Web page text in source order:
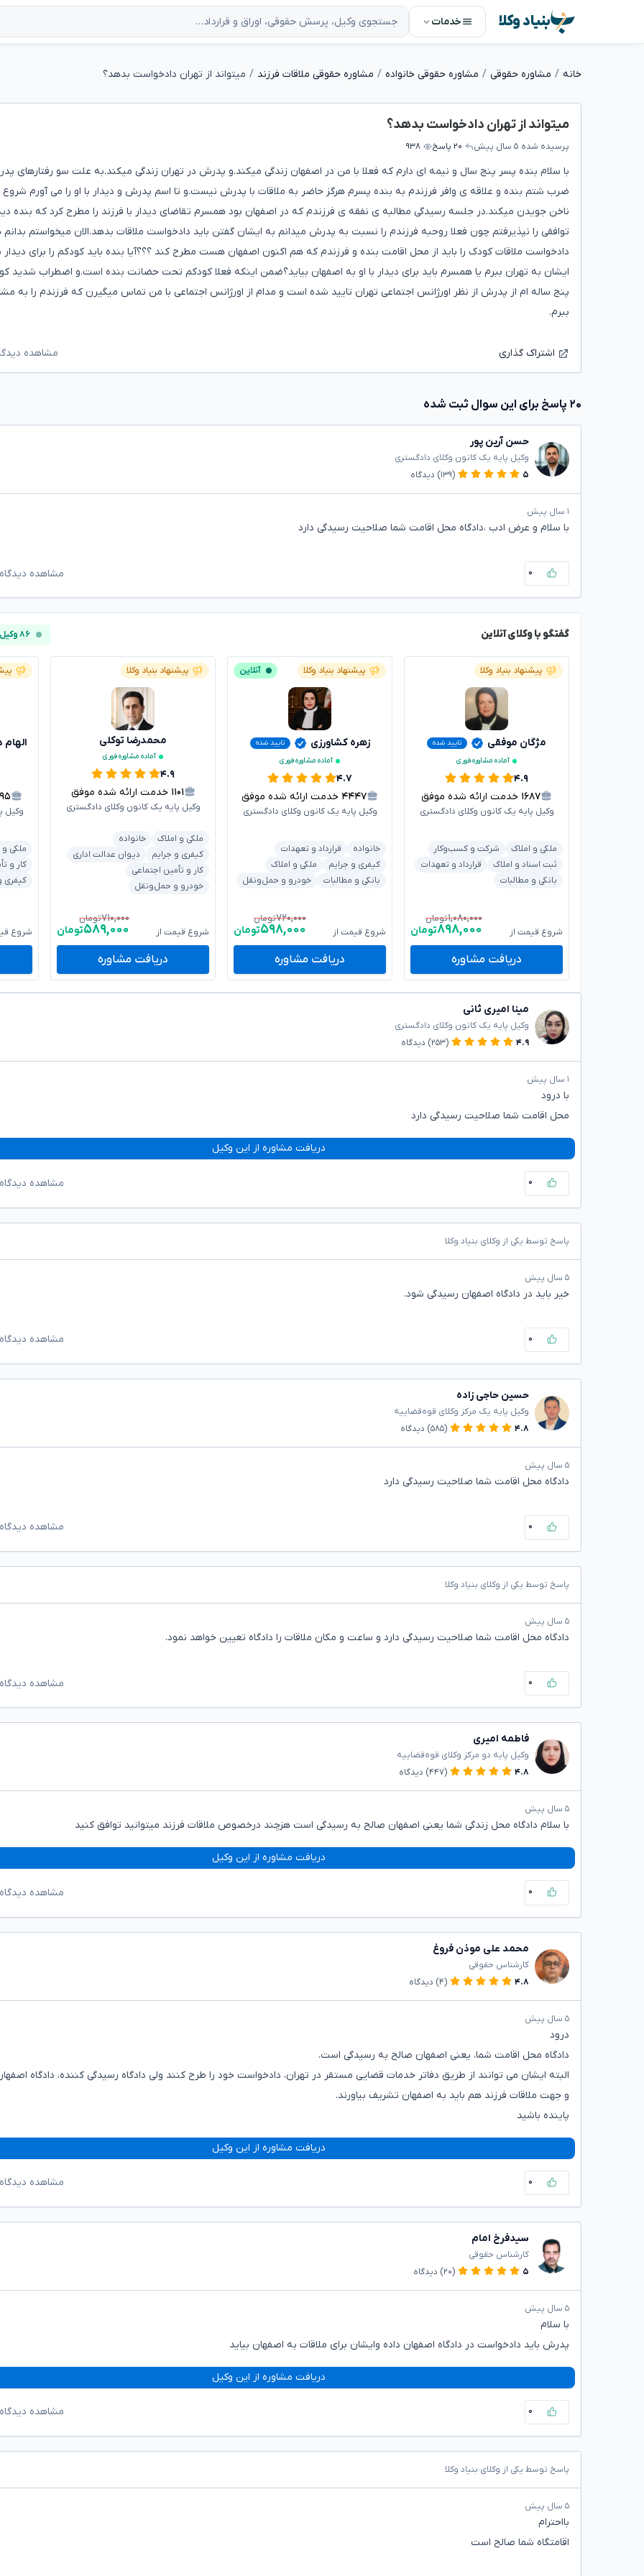
بنیاد وکلا خدمات
خانه مشاوره حقوقی مشاوره حقوقی خانواده مشاوره حقوقی ملاقات فرزند میتواند از تهران دادخواست بدهد؟
میتواند از تهران دادخواست بدهد؟
پرسیده شده ۵ سال پیش ۲۰ پاسخ ۹۳۸
با سلام بنده پسر پنج سال و نیمه ای دارم که فعلا با من در اصفهان زندگی میکند.و پدرش در تهران زندگی میکند.به علت سو رفتارهای
ضرب شتم بنده و علاقه ی وافر فرزندم به بنده پسرم هرگز حاضر به ملاقات با پدرش نیست.و تا اسم پدرش و دیدار با او را می آورم شروع
ناخن جویدن میکند.در جلسه رسیدگی مطالبه ی نفقه ی فرزندم که در اصفهان بود همسرم تقاضای دیدار با فرزند را مطرح کرد که بنده
توافقی را نپذیرفتم چون فعلا روحبه فرزندم را نسبت به پدرش میدانم به ایشان گفتن باید دادخواست ملاقات بدهد.الان میخواستم
دادخواست ملاقات کودک را باید از محل اقامت بنده و فرزندم که هم اکنون اصفهان هست مطرح کند ؟؟؟آیا بنده باید کودکم را برای دیدار
ایشان به تهران ببرم یا همسرم باید برای دیدار با او به اصفهان بیاید؟ضمن اینکه فعلا کودکم تحت حضانت بنده است.و اضطراب شدید
پنج ساله ام از پدرش از نظر اورژانس اجتماعی تهران تایید شده است و مدام از اورژانس اجتماعی با من تماس میگیرن که فرزندم را به
ببرم.
اشتراک گذاری مشاهده
۲۰ پاسخ برای این سوال ثبت شده
حسن آرین پور
وکیل پایه یک کانون وکلای دادگستری
۵
(۱۳۹) دیدگاه
۱ سال پیش
با سلام و عرض ادب ،دادگاه محل اقامت شما صلاحیت رسیدگی دارد
۰ مشاهده
گفتگو با وکلای آنلاین ۸۶ وکیل آنلاین
پیشنهاد بنیاد وکلا
مژگان موفقی
تایید شده
آماده مشاوره فوری
۴.۹
۱۶۸۷ خدمت ارائه شده موفق
وکیل پایه یک کانون وکلای دادگستری
ملکی و املاک
شرکت و کسب‌وکار
ثبت اسناد و املاک
قرارداد و تعهدات
بانکی و مطالبات
شروع قیمت از
۱,۰۸۰,۰۰۰تومان
۸۹۸,۰۰۰تومان
دریافت مشاوره
پیشنهاد بنیاد وکلا آنلاین
زهره کشاورزی
تایید شده
آماده مشاوره فوری
۴.۷
۴۴۴۷ خدمت ارائه شده موفق
وکیل پایه یک کانون وکلای دادگستری
خانواده
قرارداد و تعهدات
کیفری و جرایم
ملکی و املاک
بانکی و مطالبات
خودرو و حمل‌ونقل
شروع قیمت از
۷۲۰,۰۰۰تومان
۵۹۸,۰۰۰تومان
دریافت مشاوره
پیشنهاد بنیاد وکلا
محمدرضا توکلی
آماده مشاوره فوری
۴.۹
۱۱۰۱ خدمت ارائه شده موفق
وکیل پایه یک کانون وکلای دادگستری
ملکی و املاک
خانواده
کیفری و جرایم
دیوان عدالت اداری
کار و تأمین اجتماعی
خودرو و حمل‌ونقل
شروع قیمت از
۷۱۰,۰۰۰تومان
۵۸۹,۰۰۰تومان
دریافت مشاوره
الهام
وکیل
ملکی و
کار و
کیفری
شروع
مینا امیری ثانی
وکیل پایه یک کانون وکلای دادگستری
۴.۹
(۲۵۳) دیدگاه
۱ سال پیش
با درود
محل اقامت شما صلاحیت رسیدگی دارد
دریافت مشاوره از این وکیل
۰ مشاهده
پاسخ توسط یکی از وکلای بنیاد وکلا
۵ سال پیش
خیر باید در دادگاه اصفهان رسیدگی شود.
۰ مشاهده
حسین حاجی زاده
وکیل پایه یک مرکز وکلای قوه‌قضاییه
۴.۸
(۵۸۵) دیدگاه
۵ سال پیش
دادگاه محل اقامت شما صلاحیت رسیدگی دارد
۰ مشاهده
پاسخ توسط یکی از وکلای بنیاد وکلا
۵ سال پیش
دادگاه محل اقامت شما صلاحیت رسیدگی دارد و ساعت و مکان ملاقات را دادگاه تعیین خواهد نمود.
۰ مشاهده
فاطمه امیری
وکیل پایه دو مرکز وکلای قوه‌قضاییه
۴.۸
(۴۴۷) دیدگاه
۵ سال پیش
با سلام دادگاه محل زندگی شما یعنی اصفهان صالح به رسیدگی است هزچند درخصوص ملاقات فرزند میتوانید توافق کنید
دریافت مشاوره از این وکیل
۰ مشاهده
محمد علی موذن فروغ
کارشناس حقوقی
۴.۸
(۴) دیدگاه
۵ سال پیش
درود
دادگاه محل اقامت شما، یعنی اصفهان صالح به رسیدگی است.
البته ایشان می توانند از طریق دفاتر خدمات قضایی مستقر در تهران، دادخواست خود را طرح کنند ولی دادگاه رسیدگی کننده، دادگاه
و جهت ملاقات فرزند هم باید به اصفهان تشریف بیاورند.
پاینده باشید
دریافت مشاوره از این وکیل
۰ مشاهده
سیدفرخ امام
کارشناس حقوقی
۵
(۲۰) دیدگاه
۵ سال پیش
با سلام
پدرش باید دادخواست در دادگاه اصفهان داده وایشان برای ملاقات به اصفهان بیاید
دریافت مشاوره از این وکیل
۰ مشاهده
پاسخ توسط یکی از وکلای بنیاد وکلا
۵ سال پیش
بااحترام
اقامتگاه شما صالح است